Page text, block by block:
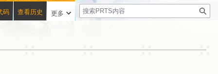
码 查看历史 更多
搜
索